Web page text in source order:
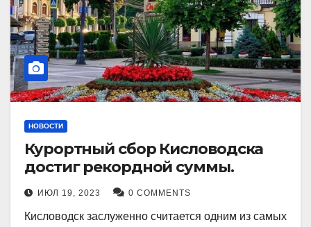
НОВОСТИ
Курортный сбор Кисловодска
достиг рекордной суммы.
ИЮЛ 19, 2023 0 COMMENTS
Кисловодск заслуженно считается одним из самых